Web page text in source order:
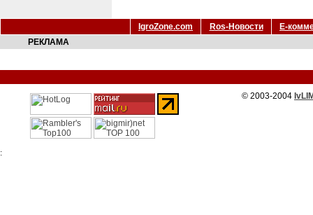
IgroZone.com Ros-Новости
Е-
РЕКЛАМА
© 2003-2004
: